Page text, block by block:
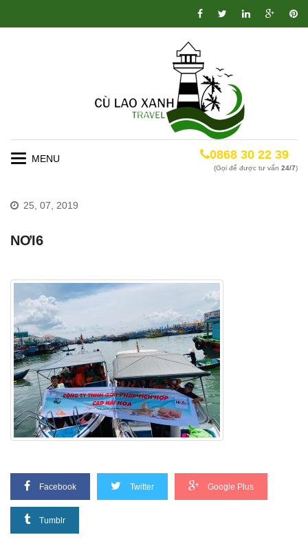
Toggle
0868 30 22 39
(Gọi để được tư vấn 24/7)
25, 07, 2019
NƠI6
Facebook Twitter Google Plus
Tumblr